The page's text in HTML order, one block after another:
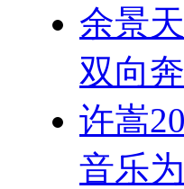
余景
双向
许嵩
音乐